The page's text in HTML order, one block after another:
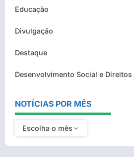
Educação
Divulgação
Destaque
Desenvolvimento Social e Direitos
NOTÍCIAS POR MÊS
Escolha o mês